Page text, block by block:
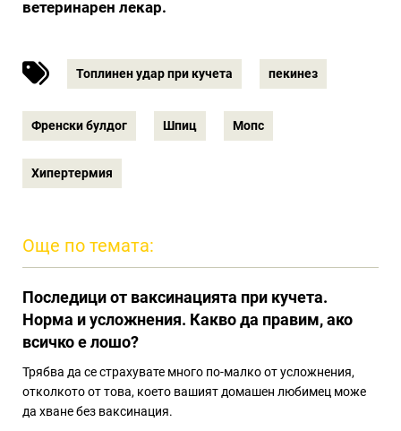
ветеринарен лекар.
Топлинен удар при кучета пекинез
Френски булдог Шпиц Мопс
Хипертермия
Още по темата:
Последици от ваксинацията при кучета.
Норма и усложнения. Какво да правим, ако
всичко е лошо?
Трябва да се страхувате много по-малко от усложнения,
отколкото от това, което вашият домашен любимец може
да хване без ваксинация.